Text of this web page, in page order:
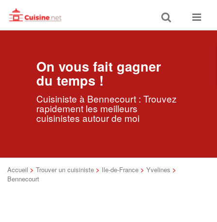
Toggle
search
Toggle
On vous fait gagner
du temps !
Cuisiniste à Bennecourt : Trouvez
rapidement les meilleurs
cuisinistes autour de moi
Accueil > Trouver un cuisiniste > Ile-de-France > Yvelines >
Bennecourt